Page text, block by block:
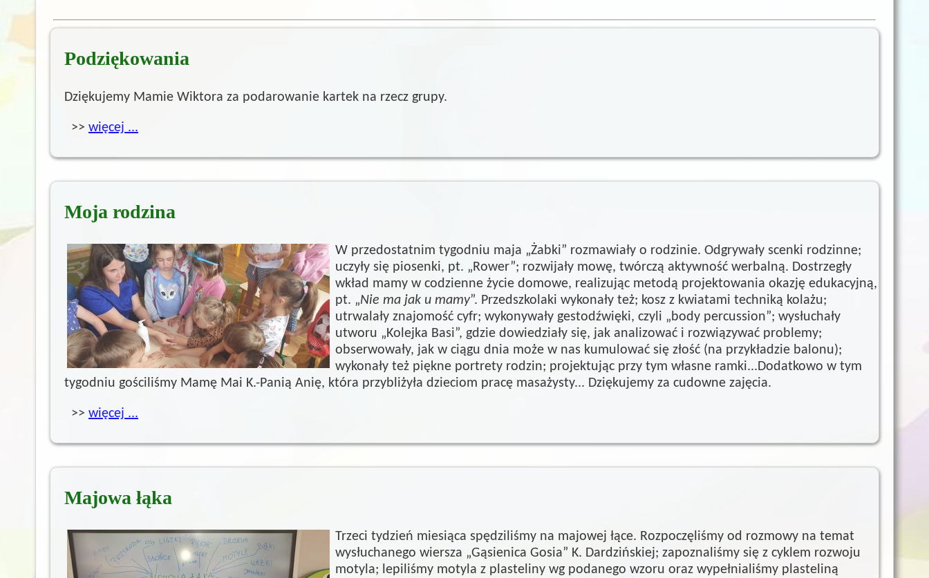
Podziękowania
Dziękujemy Mamie Wiktora za podarowanie kartek na rzecz grupy.
>> więcej ...
Moja rodzina
W przedostatnim tygodniu maja „Żabki” rozmawiały o rodzinie. Odgrywały scenki rodzinne;
uczyły się piosenki, pt. „Rower”; rozwijały mowę, twórczą aktywność werbalną. Dostrzegły
wkład mamy w codzienne życie domowe, realizując metodą projektowania okazję edukacyjną,
pt. „Nie ma jak u mamy”. Przedszkolaki wykonały też; kosz z kwiatami techniką kolażu;
utrwalały znajomość cyfr; wykonywały gestodźwięki, czyli „body percussion”; wysłuchały
utworu „Kolejka Basi”, gdzie dowiedziały się, jak analizować i rozwiązywać problemy;
obserwowały, jak w ciągu dnia może w nas kumulować się złość (na przykładzie balonu);
wykonały też piękne portrety rodzin; projektując przy tym własne ramki...Dodatkowo w tym
tygodniu gościliśmy Mamę Mai K.-Panią Anię, która przybliżyła dzieciom pracę masażysty... Dziękujemy za cudowne zajęcia.
>> więcej ...
Majowa łąka
Trzeci tydzień miesiąca spędziliśmy na majowej łące. Rozpoczęliśmy od rozmowy na temat
wysłuchanego wiersza „Gąsienica Gosia” K. Dardzińskiej; zapoznaliśmy się z cyklem rozwoju
motyla; lepiliśmy motyla z plasteliny wg podanego wzoru oraz wypełnialiśmy plasteliną